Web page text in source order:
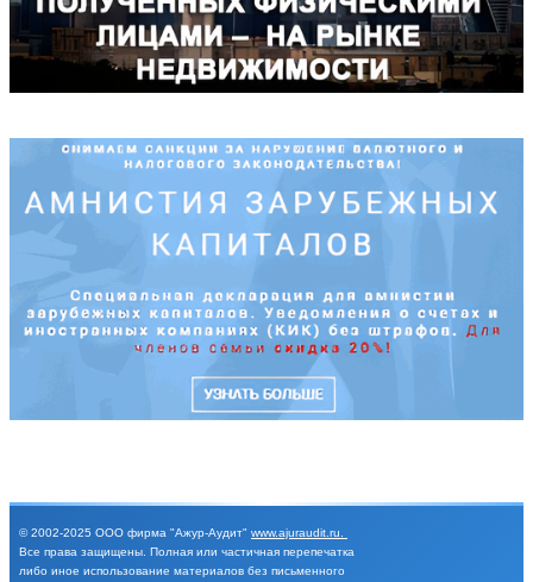
© 2002-2025 ООО фирма "Ажур-Аудит" www.ajuraudit.ru
Все права защищены. Полная или частичная перепечатка
либо иное использование материалов без письменного